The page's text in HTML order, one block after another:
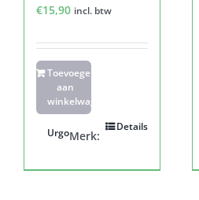
€15,90 incl. btw
Toevoegen
aan
winkelwagen
Details
Merk:
Urgo